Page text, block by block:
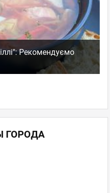
Рекомендуємо
ГОРОДА